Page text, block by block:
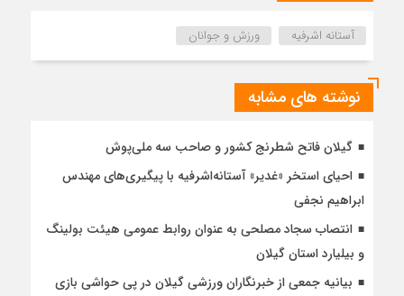
آستانه اشرفیه ورزش و جوانان
نوشته های مشابه
گیلان فاتح شطرنج کشور و صاحب سه ملی‌پوش
احیای استخر «غدیر» آستانه‌اشرفیه با پیگیری‌های مهندس
ابراهیم نجفی
انتصاب سجاد مصلحی به عنوان روابط عمومی هیئت بولینگ
و بیلیارد استان گیلان
بیانیه جمعی از خبرنگاران ورزشی گیلان در پی حواشی بازی